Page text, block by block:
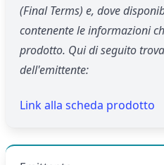
(Final Terms) e, dove
contenente le informazioni
prodotto. Qui di seguito
dell'emittente:
Link alla scheda prodotto